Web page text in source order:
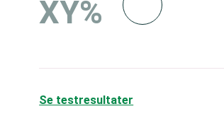
XY%
Se testresultater